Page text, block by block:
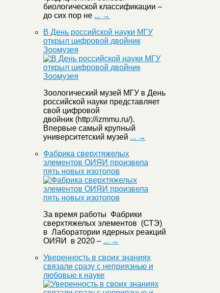
биологической классификации –
до сих пор не ... →
В День российской науки МГУ
открыл цифровой двойник
Зоомузея
Зоологический музей МГУ в День
российской науки представляет
свой цифровой
двойник (http://izmmu.ru/).
Впервые самый крупный
университетский музей ... →
Фабрика сверхтяжелых
элементов ОИЯИ произвела
пять новых изотопов
За время работы Фабрики
сверхтяжелых элементов (СТЭ)
в Лаборатории ядерных реакций
ОИЯИ в 2020 – ... →
Уверенность в своих знаниях
связали сразу с неприязнью и
любовью к науке